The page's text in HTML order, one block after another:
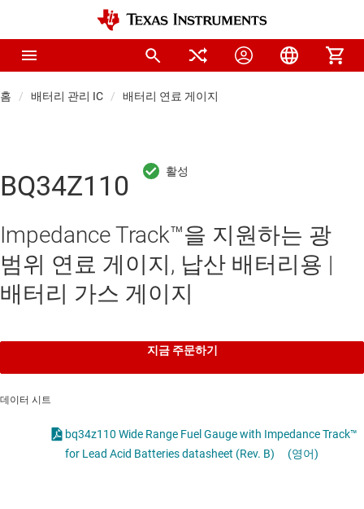
홈 배터리 관리 IC 배터리 연료 게이지
BQ34Z110
Impedance Track™을 지원하는 광
범위 연료 게이지, 납산 배터리용 |
배터리 가스 게이지
지금 주문하기
데이터 시트
bq34z110 Wide Range Fuel Gauge with Impedance Track™
for Lead Acid Batteries datasheet (Rev. B)
(영어)